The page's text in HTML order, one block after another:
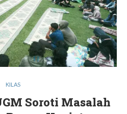
KILAS
Soroti Masalah